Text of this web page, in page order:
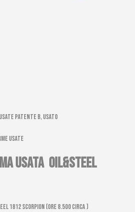
patente B, Usato
usate
USATA OIL&STEEL
1812 Scorpion (ore 8.500 circa )